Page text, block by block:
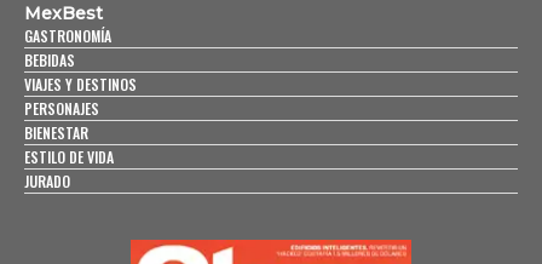
MexBest
GASTRONOMÍA
BEBIDAS
VIAJES Y DESTINOS
PERSONAJES
BIENESTAR
ESTILO DE VIDA
JURADO